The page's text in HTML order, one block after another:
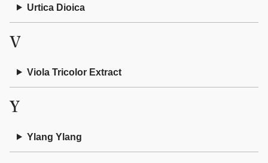
Urtica Dioica
V
Viola Tricolor Extract
Y
Ylang Ylang